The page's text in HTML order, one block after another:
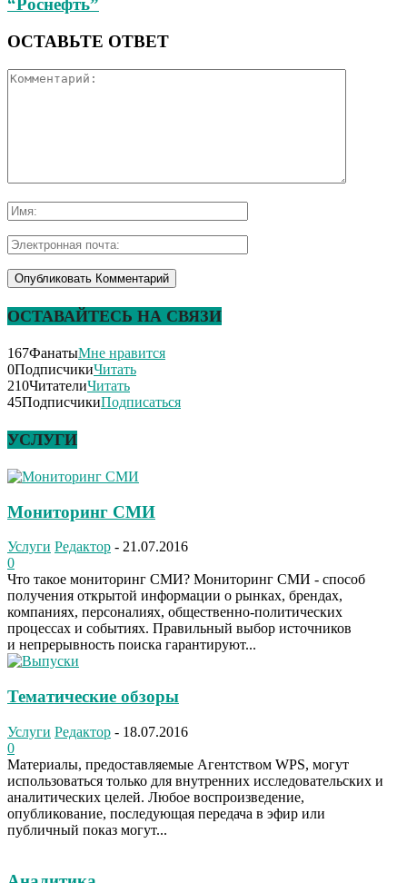
“Роснефть”
ОСТАВЬТЕ ОТВЕТ
ОСТАВАЙТЕСЬ НА СВЯЗИ
167ФанатыМне нравится
0ПодписчикиЧитать
210ЧитателиЧитать
45ПодписчикиПодписаться
УСЛУГИ
Мониторинг СМИ
Услуги Редактор - 21.07.2016
0
Что такое мониторинг СМИ? Мониторинг СМИ - способ
получения открытой информации о рынках, брендах,
компаниях, персоналиях, общественно-политических
процессах и событиях. Правильный выбор источников
и непрерывность поиска гарантируют...
Тематические обзоры
Услуги Редактор - 18.07.2016
0
Материалы, предоставляемые Агентством WPS, могут
использоваться только для внутренних исследовательских и
аналитических целей. Любое воспроизведение,
опубликование, последующая передача в эфир или
публичный показ могут...